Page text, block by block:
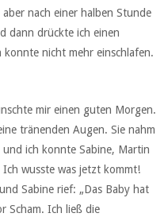
nach einer halben Stunde
dann drückte ich einen
nicht mehr einschlafen.
mir einen guten Morgen.
tränenden Augen. Sie nahm
ich konnte Sabine, Martin
wusste was jetzt kommt!
Sabine rief: „Das Baby hat
Scham. Ich ließ die